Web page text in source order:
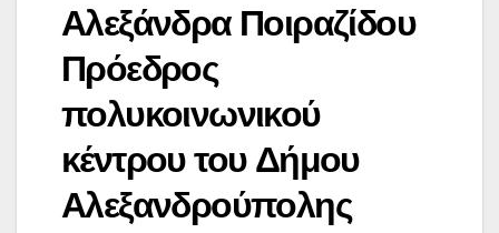
Αλεξάνδρα Ποιραζίδου
Πρόεδρος
πολυκοινωνικού
κέντρου του Δήμου
Αλεξανδρούπολης